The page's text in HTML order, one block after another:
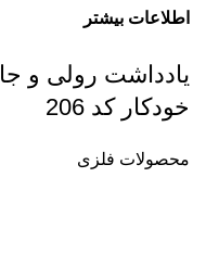
اطلاعات بیشتر
یادداشت رولی و جا
خودکار کد 206
محصولات فلزی